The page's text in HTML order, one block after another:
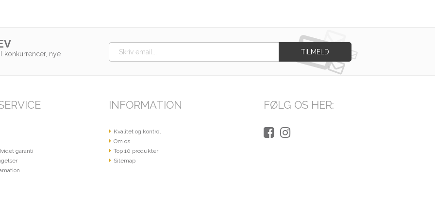
konkurrencer, nye
garanti
INFORMATION
Kvalitet og kontrol
Om os
Top 10 produkter
Sitemap
FØLG OS HER: